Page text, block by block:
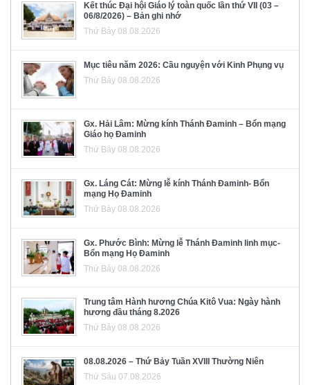
Kết thúc Đại hội Giáo lý toàn quốc lần thứ VII (03 –
06/8/2026) – Bản ghi nhớ
Thứ Bảy 08.08.2026
Mục tiêu năm 2026: Cầu nguyện với Kinh Phụng vụ
Thứ Bảy 08.08.2026
Gx. Hải Lâm: Mừng kính Thánh Đaminh – Bổn mạng
Giáo họ Đaminh
Thứ Bảy 08.08.2026
Gx. Láng Cát: Mừng lễ kính Thánh Đaminh- Bổn
mạng Họ Đaminh
Thứ Bảy 08.08.2026
Gx. Phước Bình: Mừng lễ Thánh Đaminh linh mục-
Bổn mạng Họ Đaminh
Thứ Bảy 08.08.2026
Trung tâm Hành hương Chúa Kitô Vua: Ngày hành
hương đầu tháng 8.2026
Thứ Bảy 08.08.2026
08.08.2026 – Thứ Bảy Tuần XVIII Thường Niên
Thứ Sáu 07.08.2026